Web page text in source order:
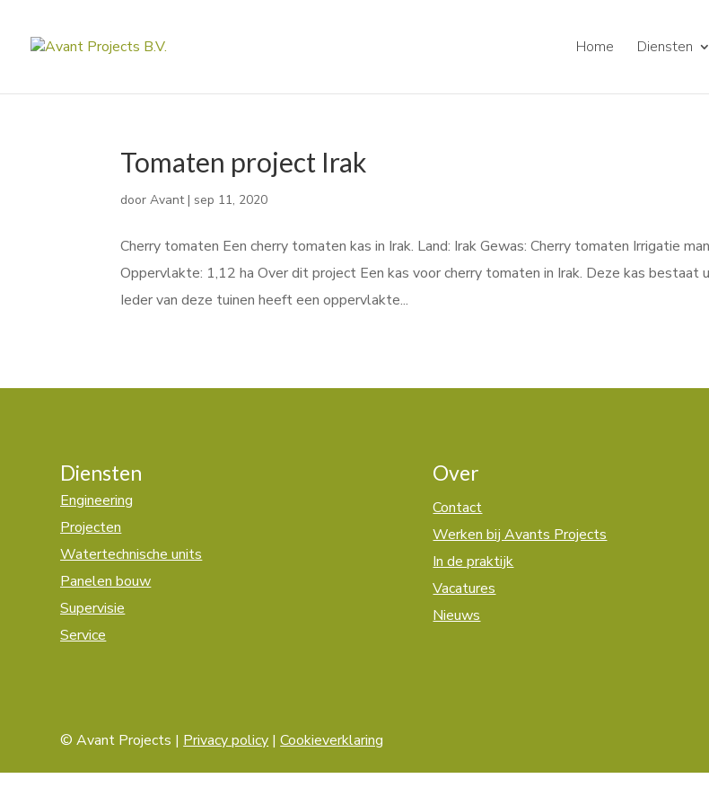
Home Diensten
Tomaten project Irak
doorAvant| sep 11, 2020
Cherry tomaten Een cherry tomaten kas in Irak. Land: Irak Gewas: Cherry tomaten Irrigatie
Oppervlakte: 1,12 ha Over dit project Een kas voor cherry tomaten in Irak. Deze kas bestaat
Ieder van deze tuinen heeft een oppervlakte...
Diensten
Engineering
Projecten
Watertechnische units
Panelen bouw
Supervisie
Service
Over
Contact
Werken bij Avants Projects
In de praktijk
Vacatures
Nieuws
© Avant Projects | Privacy policy |Cookieverklaring